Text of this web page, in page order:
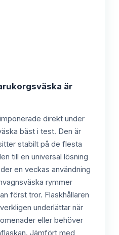
är
direkt under
bäst i test. Den är
stabilt på de flesta
till en universal lösning
en veckas användning
rymmer
först tror. Flaskhållaren
underlättar när
eller behöver
Jämfört med